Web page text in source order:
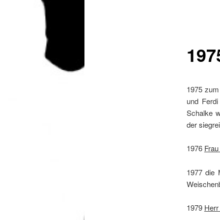
1975
und
Schalke
der
1976
1977 die
1979